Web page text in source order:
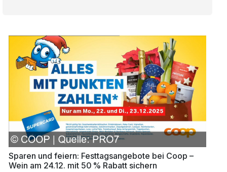
Sparen und feiern: Festtagsangebote bei Coop –
Wein am 24.12. mit 50 % Rabatt sichern